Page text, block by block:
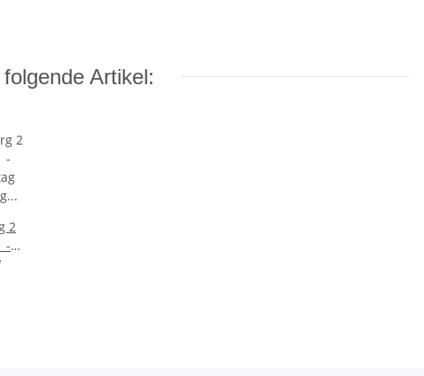
Artikel:
2
-